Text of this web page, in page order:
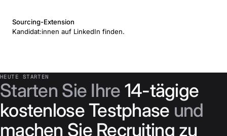
Sourcing-Extension
Kandidat:innen auf LinkedIn finden.
HEUTE STARTEN
Starten Sie Ihre 14-tägige
kostenlose Testphase und
machen Sie Recruiting zu